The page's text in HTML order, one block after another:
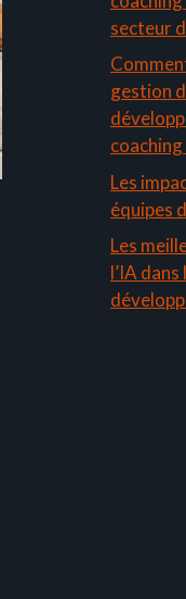
secteur
gestion
coaching
Les
équipes
Les
l’IA